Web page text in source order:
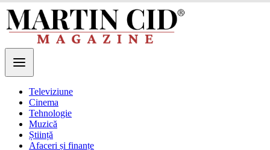
Televiziune
Cinema
Tehnologie
Muzică
Știință
Afaceri și finanțe